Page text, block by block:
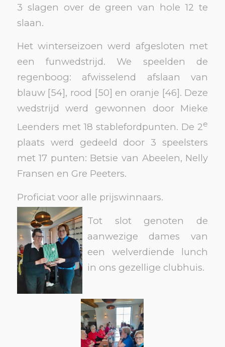
3 slagen over de green van hole 12 te
slaan.
Het winterseizoen werd afgesloten met
een funwedstrijd. We speelden de
regenboog: afwisselend afslaan van
blauw [54], rood [50] en oranje [46]. Deze
wedstrijd werd gewonnen door Mieke
Leenders met 18 stablefordpunten. De 2e
plaats werd gedeeld door 3 speelsters
met 17 punten: Betsie van Abeelen, Nelly
Fransen en Gre Peeters.
Proficiat voor alle prijswinnaars.
Tot slot genoten de
aanwezige dames van
een welverdiende lunch
in ons gezellige clubhuis.